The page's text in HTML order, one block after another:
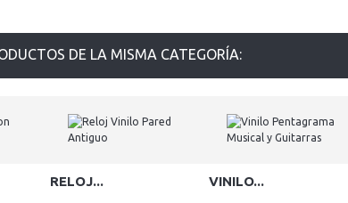
DE LA MISMA CATEGORÍA:
RELOJ... VINILO...